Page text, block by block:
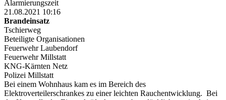
Alarmierungszeit
21.08.2021 10:16
Brandeinsatz
Tschierweg
Beteiligte Organisationen
Feuerwehr Laubendorf
Feuerwehr Millstatt
KNG-Kärnten Netz
Polizei Millstatt
Bei einem Wohnhaus kam es im Bereich des
Elektroverteilerschrankes zu einer leichten Rauchentwicklung. Bei